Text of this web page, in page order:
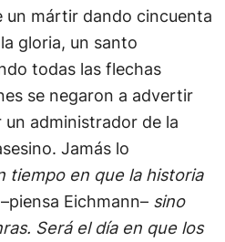
un mártir dando cincuenta
gloria, un santo
todas las flechas
se negaron a advertir
un administrador de la
Jamás lo
tiempo en que la historia
Eichmann– sino
Será el día en que los